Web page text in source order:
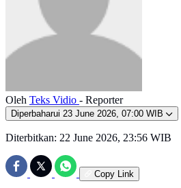
Oleh Teks Vidio - Reporter
Diperbaharui 23 June 2026, 07:00 WIB
Diterbitkan: 22 June 2026, 23:56 WIB
Copy Link